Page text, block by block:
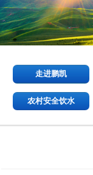
走进鹏凯
农村安全饮水